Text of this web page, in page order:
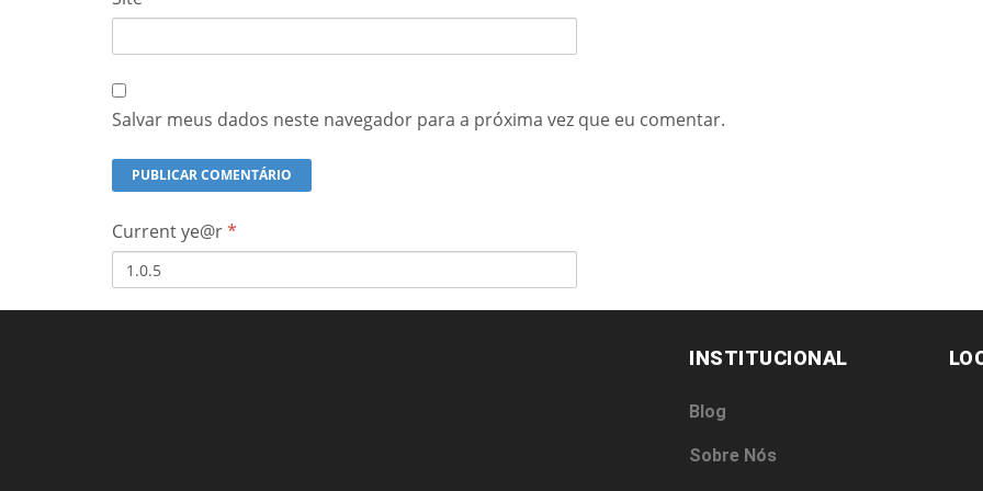
Salvar meus dados neste navegador para a próxima vez que eu comentar.
Current ye@r*
INSTITUCIONAL
Blog
Sobre Nós